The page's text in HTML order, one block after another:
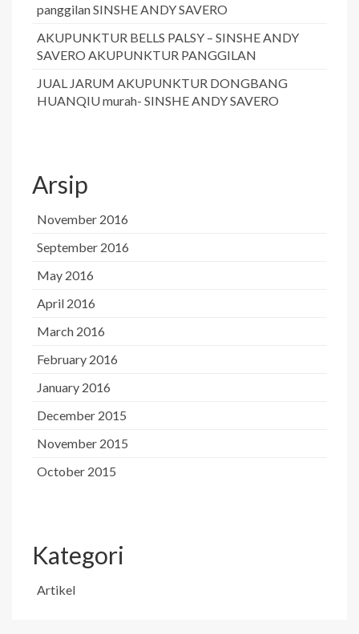
panggilan SINSHE ANDY SAVERO
AKUPUNKTUR BELLS PALSY – SINSHE ANDY
SAVERO AKUPUNKTUR PANGGILAN
JUAL JARUM AKUPUNKTUR DONGBANG
HUANQIU murah- SINSHE ANDY SAVERO
Arsip
November 2016
September 2016
May 2016
April 2016
March 2016
February 2016
January 2016
December 2015
November 2015
October 2015
Kategori
Artikel